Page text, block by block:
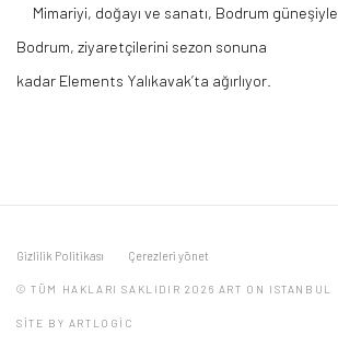
Mimariyi, doğayı ve sanatı, Bodrum güneşiyle
Bodrum, ziyaretçilerini sezon sonuna
kadar Elements Yalıkavak’ta ağırlıyor.
Gizlilik Politikası Çerezleri yönet
© TÜM HAKLARI SAKLIDIR 2026 ART ON ISTANBUL
SITE BY ARTLOGIC